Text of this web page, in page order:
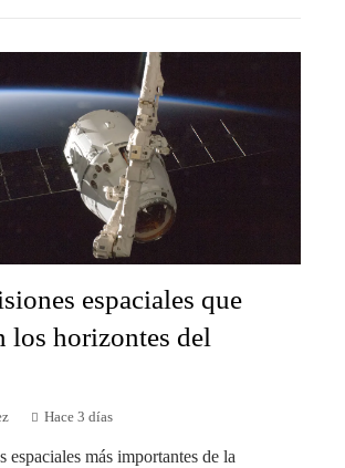
espaciales que
los horizontes del
Hace 3 días
espaciales más importantes de la